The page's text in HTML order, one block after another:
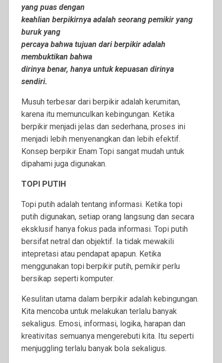
yang puas dengan
keahlian berpikirnya adalah seorang pemikir yang
buruk yang
percaya bahwa tujuan dari berpikir adalah
membuktikan bahwa
dirinya benar, hanya untuk kepuasan dirinya
sendiri.
Musuh terbesar dari berpikir adalah kerumitan,
karena itu memunculkan kebingungan. Ketika
berpikir menjadi jelas dan sederhana, proses ini
menjadi lebih menyenangkan dan lebih efektif.
Konsep berpikir Enam Topi sangat mudah untuk
dipahami juga digunakan.
TOPI PUTIH
Topi putih adalah tentang informasi. Ketika topi
putih digunakan, setiap orang langsung dan secara
eksklusif hanya fokus pada informasi. Topi putih
bersifat netral dan objektif. Ia tidak mewakili
intepretasi atau pendapat apapun. Ketika
menggunakan topi berpikir putih, pemikir perlu
bersikap seperti komputer.
Kesulitan utama dalam berpikir adalah kebingungan.
Kita mencoba untuk melakukan terlalu banyak
sekaligus. Emosi, informasi, logika, harapan dan
kreativitas semuanya mengerebuti kita. Itu seperti
menjuggling terlalu banyak bola sekaligus.